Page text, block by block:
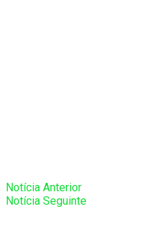
Notícia Anterior
Notícia Seguinte